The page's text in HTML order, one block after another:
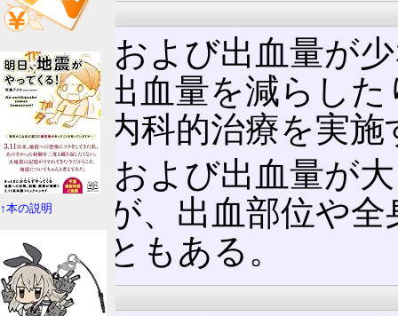
治療
軽症例および出血量が
用いて出血量を減らし
などの内科的治療を実施
重症例および出血量が
されるが、出血部位や
ないこともある。
手術
↑本の説明